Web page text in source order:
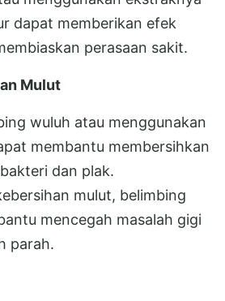
dapat memberikan efek
perasaan sakit.
Mulut
wuluh atau menggunakan
membantu membersihkan
dan plak.
mulut, belimbing
mencegah masalah gigi
parah.